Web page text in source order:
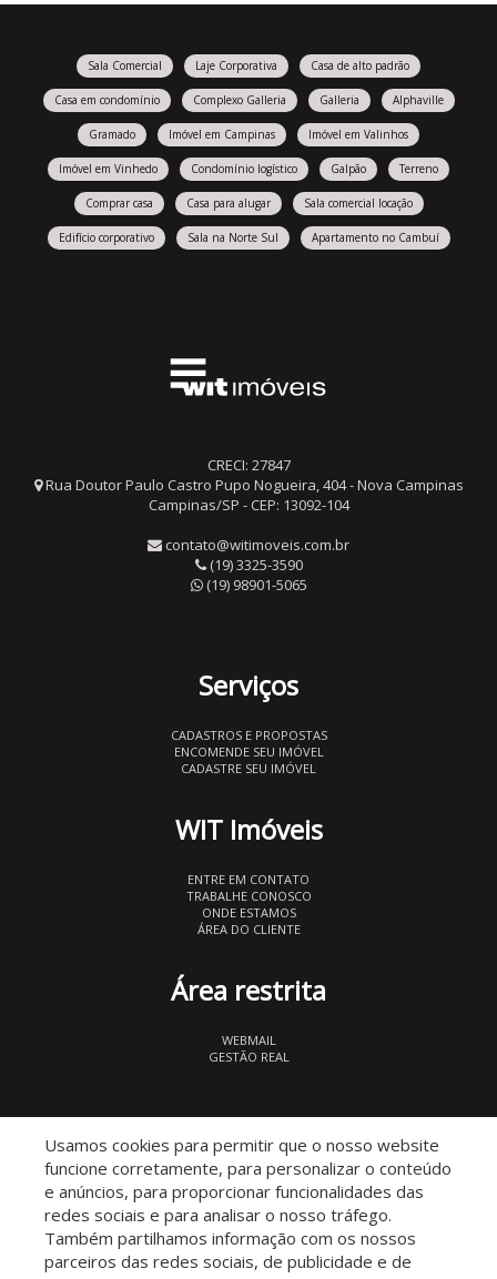
Sala Comercial Laje Corporativa Casa de alto padrão
Casa em condomínio Complexo Galleria Galleria Alphaville
Gramado Imóvel em Campinas Imóvel em Valinhos
Imóvel em Vinhedo Condomínio logístico Galpão Terreno
Comprar casa Casa para alugar Sala comercial locação
Edifício corporativo Sala na Norte Sul Apartamento no Cambuí
CRECI: 27847
Rua Doutor Paulo Castro Pupo Nogueira, 404 - Nova Campinas
Campinas/SP - CEP: 13092-104
contato@witimoveis.com.br
(19) 3325-3590
(19) 98901-5065
Serviços
CADASTROS E PROPOSTAS
ENCOMENDE SEU IMÓVEL
CADASTRE SEU IMÓVEL
WIT Imóveis
ENTRE EM CONTATO
TRABALHE CONOSCO
ONDE ESTAMOS
ÁREA DO CLIENTE
Área restrita
WEBMAIL
GESTÃO REAL
Usamos cookies para permitir que o nosso website
funcione corretamente, para personalizar o conteúdo
e anúncios, para proporcionar funcionalidades das
redes sociais e para analisar o nosso tráfego.
Também partilhamos informação com os nossos
parceiros das redes sociais, de publicidade e de